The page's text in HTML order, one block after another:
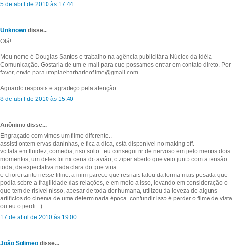
5 de abril de 2010 às 17:44
Unknown disse...
Olá!
Meu nome é Douglas Santos e trabalho na agência publicitária Núcleo da Idéia
Comunicação. Gostaria de um e-mail para que possamos entrar em contato direto. Por
favor, envie para utopiaebarbarieofilme@gmail.com
Aguardo resposta e agradeço pela atenção.
8 de abril de 2010 às 15:40
Anônimo disse...
Engraçado com vimos um filme diferente..
assisti ontem ervas daninhas, e fica a dica, está disponível no making off.
vc fala em fluidez, comédia, riso solto.. eu consegui rir de nervoso em pelo menos dois
momentos, um deles foi na cena do avião, o ziper aberto que veio junto com a tensão
toda, da expectativa nada clara do que viria.
e chorei tanto nesse filme. a mim parece que resnais falou da forma mais pesada que
podia sobre a fragilidade das relações, e em meio a isso, levando em consideração o
que tem de risível nisso, apesar de toda dor humana, utilizou da leveza de alguns
artifícios do cinema de uma determinada época. confundir isso é perder o filme de vista.
ou eu o perdi. :)
17 de abril de 2010 às 19:00
João Solimeo disse...